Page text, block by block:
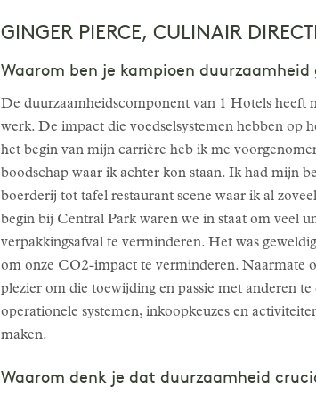
GINGER PIERCE, CULINAIR
Waarom ben je kampioen duurzaamheid
De duurzaamheidscomponent van 1 Hotels heeft
werk. De impact die voedselsystemen hebben op
het begin van mijn carrière heb ik me
boodschap waar ik achter kon staan. Ik had mijn
boerderij tot tafel restaurant scene waar ik al
begin bij Central Park waren we in staat om veel
verpakkingsafval te verminderen. Het was
om onze CO2-impact te verminderen. Naarmate
plezier om die toewijding en passie met anderen
operationele systemen, inkoopkeuzes en
maken.
Waarom denk je dat duurzaamheid